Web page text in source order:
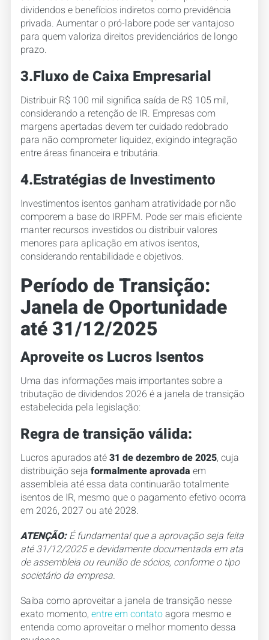
dividendos e benefícios indiretos como previdência
privada. Aumentar o pró-labore pode ser vantajoso
para quem valoriza direitos previdenciários de longo
prazo.
3.Fluxo de Caixa Empresarial
Distribuir R$ 100 mil significa saída de R$ 105 mil,
considerando a retenção de IR. Empresas com
margens apertadas devem ter cuidado redobrado
para não comprometer liquidez, exigindo integração
entre áreas financeira e tributária.
4.Estratégias de Investimento
Investimentos isentos ganham atratividade por não
comporem a base do IRPFM. Pode ser mais eficiente
manter recursos investidos ou distribuir valores
menores para aplicação em ativos isentos,
considerando rentabilidade e objetivos.
Período de Transição:
Janela de Oportunidade
até 31/12/2025
Aproveite os Lucros Isentos
Uma das informações mais importantes sobre a
tributação de dividendos 2026 é a janela de transição
estabelecida pela legislação:
Regra de transição válida:
Lucros apurados até31 de dezembro de 2025, cuja
distribuição seja formalmente aprovada em
assembleia até essa data continuarão totalmente
isentos de IR, mesmo que o pagamento efetivo ocorra
em 2026, 2027 ou até 2028.
ATENÇÃO:É fundamental que a aprovação seja feita
até 31/12/2025 e devidamente documentada em ata
de assembleia ou reunião de sócios, conforme o tipo
societário da empresa.
Saiba como aproveitar a janela de transição nesse
exato momento, entre em contatoagora mesmo e
entenda como aproveitar o melhor momento dessa